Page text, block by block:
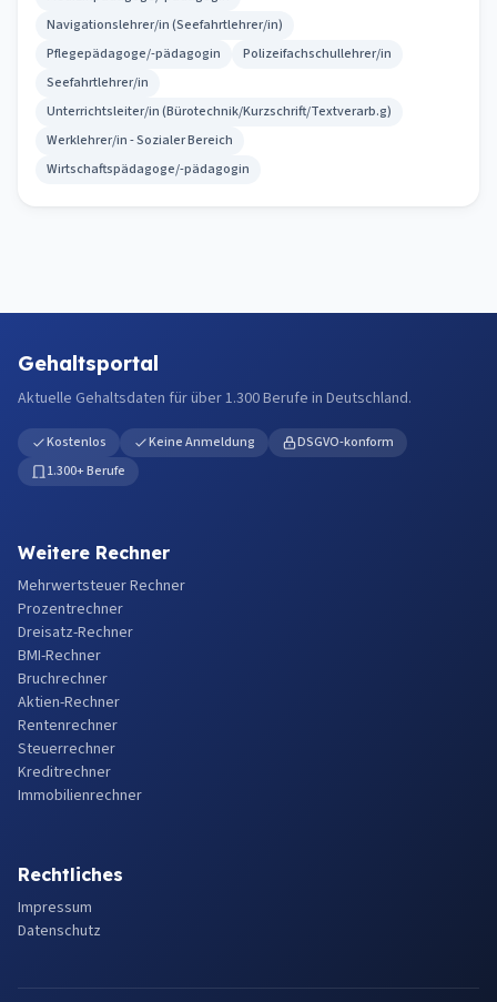
Navigationslehrer/in (Seefahrtlehrer/in)
Pflegepädagoge/-pädagogin
Polizeifachschullehrer/in
Seefahrtlehrer/in
Unterrichtsleiter/in (Bürotechnik/Kurzschrift/Textverarb.g)
Werklehrer/in - Sozialer Bereich
Wirtschaftspädagoge/-pädagogin
Gehaltsportal
Aktuelle Gehaltsdaten für über 1.300 Berufe in Deutschland.
Kostenlos Keine Anmeldung
DSGVO-konform
1.300+ Berufe
Weitere Rechner
Mehrwertsteuer Rechner
Prozentrechner
Dreisatz-Rechner
BMI-Rechner
Bruchrechner
Aktien-Rechner
Rentenrechner
Steuerrechner
Kreditrechner
Immobilienrechner
Rechtliches
Impressum
Datenschutz